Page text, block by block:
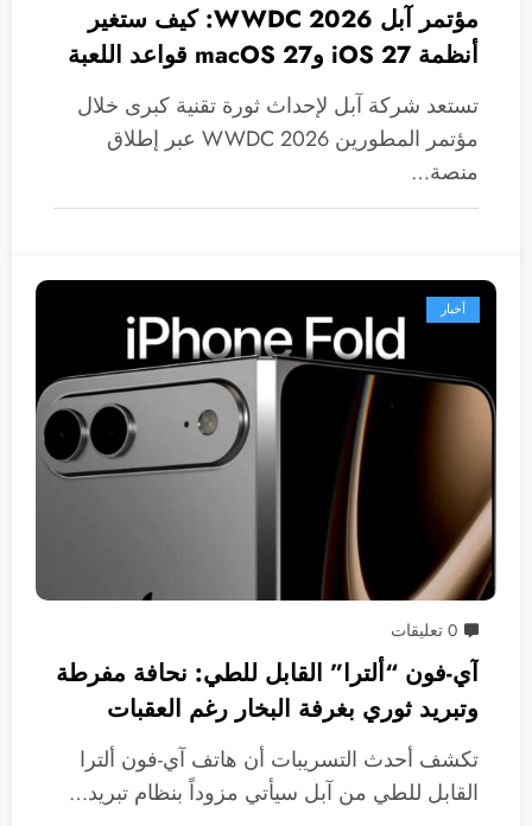
مؤتمر آبل WWDC 2026: كيف ستغير
أنظمة iOS 27 وmacOS 27 قواعد اللعبة
بالكامل؟
تستعد شركة آبل لإحداث ثورة تقنية كبرى خلال
مؤتمر المطورين WWDC 2026 عبر إطلاق
منصة…
أخبار
0 تعليقات
آي-فون “ألترا” القابل للطي: نحافة مفرطة
وتبريد ثوري بغرفة البخار رغم العقبات
تكشف أحدث التسريبات أن هاتف آي-فون ألترا
القابل للطي من آبل سيأتي مزوداً بنظام تبريد…